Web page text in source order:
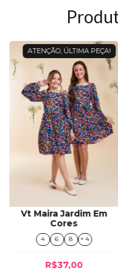
ATENÇÃO, ÚLTIMA PEÇA!
Vt Maira Jardim Em
Cores
4 6 8 + 4
R$37,00